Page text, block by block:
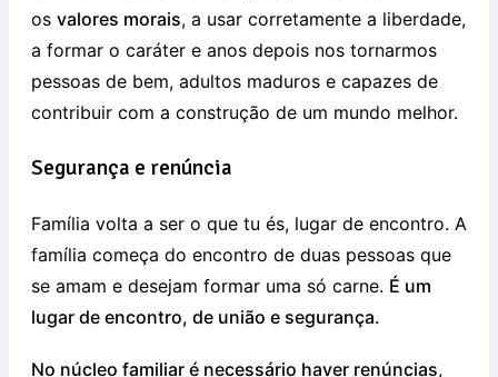
os valores morais, a usar corretamente a liberdade,
a formar o caráter e anos depois nos tornarmos
pessoas de bem, adultos maduros e capazes de
contribuir com a construção de um mundo melhor.
Segurança e renúncia
Família volta a ser o que tu és, lugar de encontro. A
família começa do encontro de duas pessoas que
se amam e desejam formar uma só carne. É um
lugar de encontro, de união e segurança.
No núcleo familiar é necessário haver renúncias,